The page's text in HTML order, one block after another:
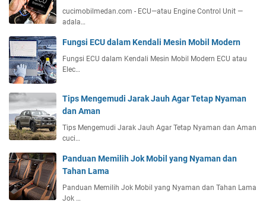
cucimobilmedan.com - ECU—atau Engine Control Unit —
adala…
Fungsi ECU dalam Kendali Mesin Mobil Modern
Fungsi ECU dalam Kendali Mesin Mobil Modern ECU atau
Elec…
Tips Mengemudi Jarak Jauh Agar Tetap Nyaman
dan Aman
Tips Mengemudi Jarak Jauh Agar Tetap Nyaman dan Aman
cuci…
Panduan Memilih Jok Mobil yang Nyaman dan
Tahan Lama
Panduan Memilih Jok Mobil yang Nyaman dan Tahan Lama
Jok …